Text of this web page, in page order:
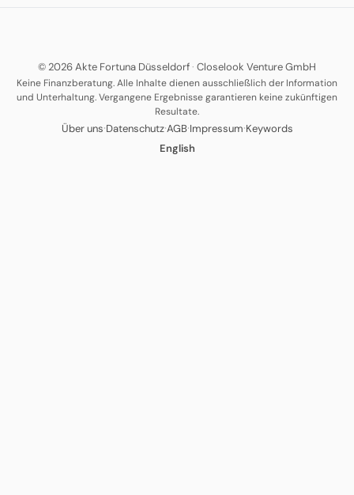
© 2026 Akte Fortuna Düsseldorf· Closelook Venture GmbH
Keine Finanzberatung. Alle Inhalte dienen ausschließlich der Information
und Unterhaltung. Vergangene Ergebnisse garantieren keine zukünftigen
Resultate.
Über uns·Datenschutz·AGB·Impressum·Keywords
English